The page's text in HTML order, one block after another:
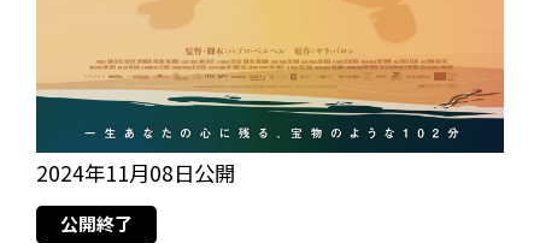
2024年11月08日公開
公開終了